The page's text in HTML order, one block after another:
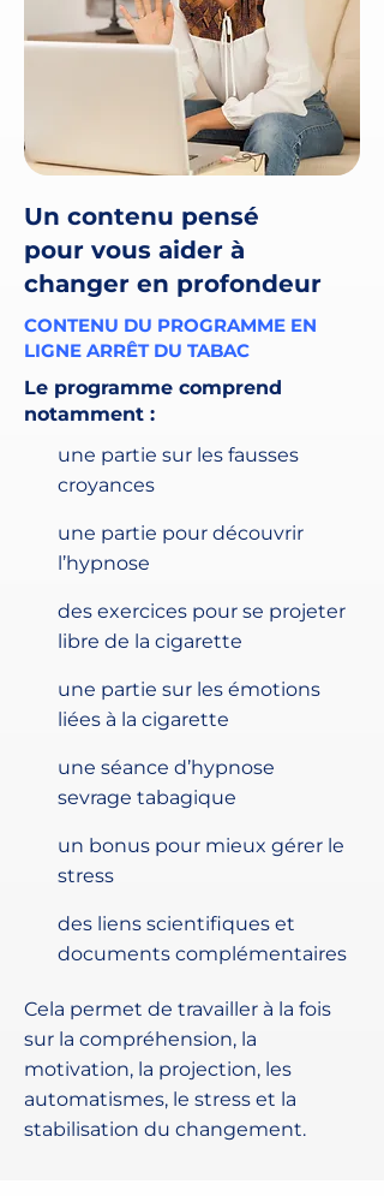
Un contenu pensé
pour vous aider à
changer en profondeur
CONTENU DU PROGRAMME EN
LIGNE ARRÊT DU TABAC
Le programme comprend
notamment :
une partie sur les fausses
croyances
une partie pour découvrir
l’hypnose
des exercices pour se projeter
libre de la cigarette
une partie sur les émotions
liées à la cigarette
une séance d’hypnose
sevrage tabagique
un bonus pour mieux gérer le
stress
des liens scientifiques et
documents complémentaires
Cela permet de travailler à la fois
sur la compréhension, la
motivation, la projection, les
automatismes, le stress et la
stabilisation du changement.